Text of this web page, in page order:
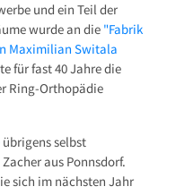
und ein Teil der
wurde an die "Fabrik
Maximilian Switala
für fast 40 Jahre die
Ring-Orthopädie
übrigens selbst
aus Ponnsdorf.
sich im nächsten Jahr